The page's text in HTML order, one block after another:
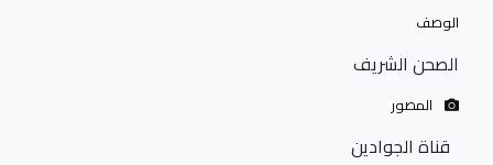
الوصف
الصحن الشريف
المصور
قناة الجوادين